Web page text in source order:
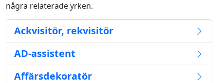
några relaterade yrken.
Ackvisitör, rekvisitör
AD-assistent
Affärsdekoratör